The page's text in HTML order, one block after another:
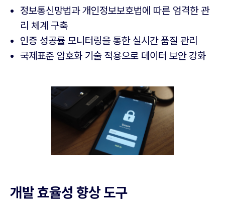
정보통신망법과 개인정보보호법에 따른 엄격한 관
리 체계 구축
인증 성공률 모니터링을 통한 실시간 품질 관리
국제표준 암호화 기술 적용으로 데이터 보안 강화
개발 효율성 향상 도구